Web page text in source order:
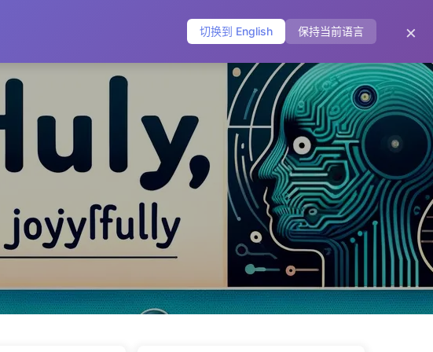
切换到 English 保持当前语言 ×
标签 分类 友链 关于